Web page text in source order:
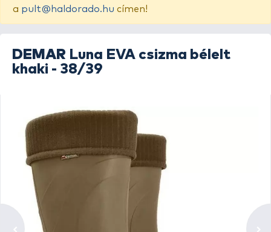
a pult@haldorado.hu címen!
DEMAR Luna EVA csizma bélelt
khaki - 38/39